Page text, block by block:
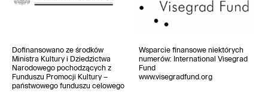
Dofinansowano ze środków
Ministra Kultury i Dziedzictwa
Narodowego pochodzących z
Funduszu Promocji Kultury –
państwowego funduszu celowego
Wsparcie finansowe niektórych
numerów: International Visegrad
Fund
www.visegradfund.org